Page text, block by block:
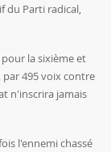
du Parti radical,
la sixième et
495 voix contre
n'inscrira jamais
l'ennemi chassé